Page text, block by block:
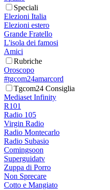
Speciali
Elezioni Italia
Elezioni estero
Grande Fratello
L'isola dei famosi
Amici
Rubriche
Oroscopo
#tgcom24amarcord
Tgcom24 Consiglia
Mediaset Infinity
R101
Radio 105
Virgin Radio
Radio Montecarlo
Radio Subasio
Comingsoon
Superguidatv
Zuppa di Porro
Non Sprecare
Cotto e Mangiato